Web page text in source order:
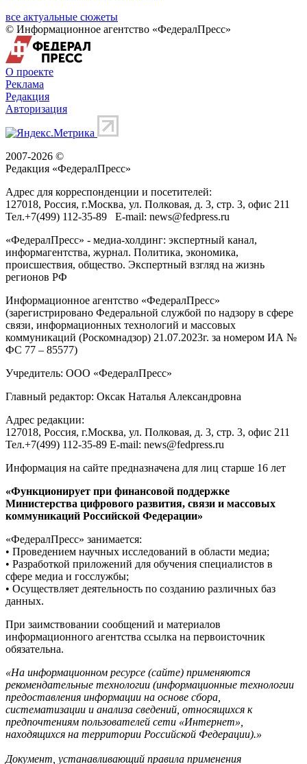
все актуальные сюжеты
© Информационное агентство «ФедералПресс»
О проекте
Реклама
Редакция
Авторизация
2007-2026 ©
Редакция «ФедералПресс»
Адрес для корреспонденции и посетителей:
127018, Россия, г.Москва, ул. Полковая, д. 3, стр. 3, офис 211
Тел.+7(499) 112-35-89 E-mail: news@fedpress.ru
«ФедералПресс» - медиа-холдинг: экспертный канал,
информагентства, журнал. Политика, экономика,
происшествия, общество. Экспертный взгляд на жизнь
регионов РФ
Информационное агентство «ФедералПресс»
(зарегистрировано Федеральной службой по надзору в сфере
связи, информационных технологий и массовых
коммуникаций (Роскомнадзор) 21.07.2023г. за номером ИА №
ФС 77 – 85577)
Учредитель: ООО «ФедералПресс»
Главный редактор: Оксак Наталья Александровна
Адрес редакции:
127018, Россия, г.Москва, ул. Полковая, д. 3, стр. 3, офис 211
Тел.+7(499) 112-35-89 E-mail: news@fedpress.ru
Информация на сайте предназначена для лиц старше 16 лет
«Функционирует при финансовой поддержке
Министерства цифрового развития, связи и массовых
коммуникаций Российской Федерации»
«ФедералПресс» занимается:
• Проведением научных исследований в области медиа;
• Разработкой приложений для обучения специалистов в
сфере медиа и госслужбы;
• Осуществляет деятельность по созданию различных баз
данных.
При заимствовании сообщений и материалов
информационного агентства ссылка на первоисточник
обязательна.
«На информационном ресурсе (сайте) применяются
рекомендательные технологии (информационные технологии
предоставления информации на основе сбора,
систематизации и анализа сведений, относящихся к
предпочтениям пользователей сети «Интернет»,
находящихся на территории Российской Федерации).»
Документ, устанавливающий правила применения